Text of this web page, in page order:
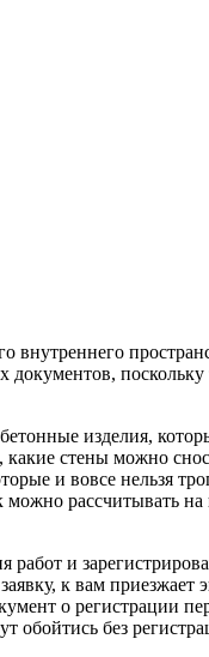
внутреннего
поскольку
изделия,
стены можно
и вовсе нельзя
можно рассчитывать
и
к вам приезжает
о регистрации
обойтись без